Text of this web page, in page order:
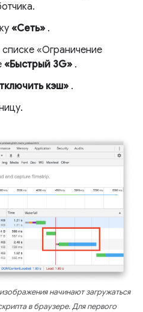
«Сеть» .
списке «Ограничение
«Быстрый 3G» .
кэш» .
начинают загружаться
в браузере. Для первого